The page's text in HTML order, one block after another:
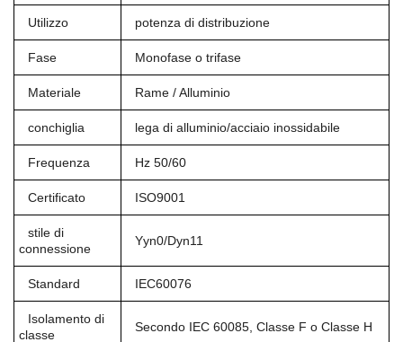
Utilizzo potenza di distribuzione
Fase Monofase o trifase
Materiale Rame / Alluminio
conchiglia lega di alluminio/acciaio inossidabile
Frequenza Hz 50/60
Certificato ISO9001
stile di
connessione
Yyn0/Dyn11
Standard IEC60076
Isolamento di
classe
Secondo IEC 60085, Classe F o Classe H